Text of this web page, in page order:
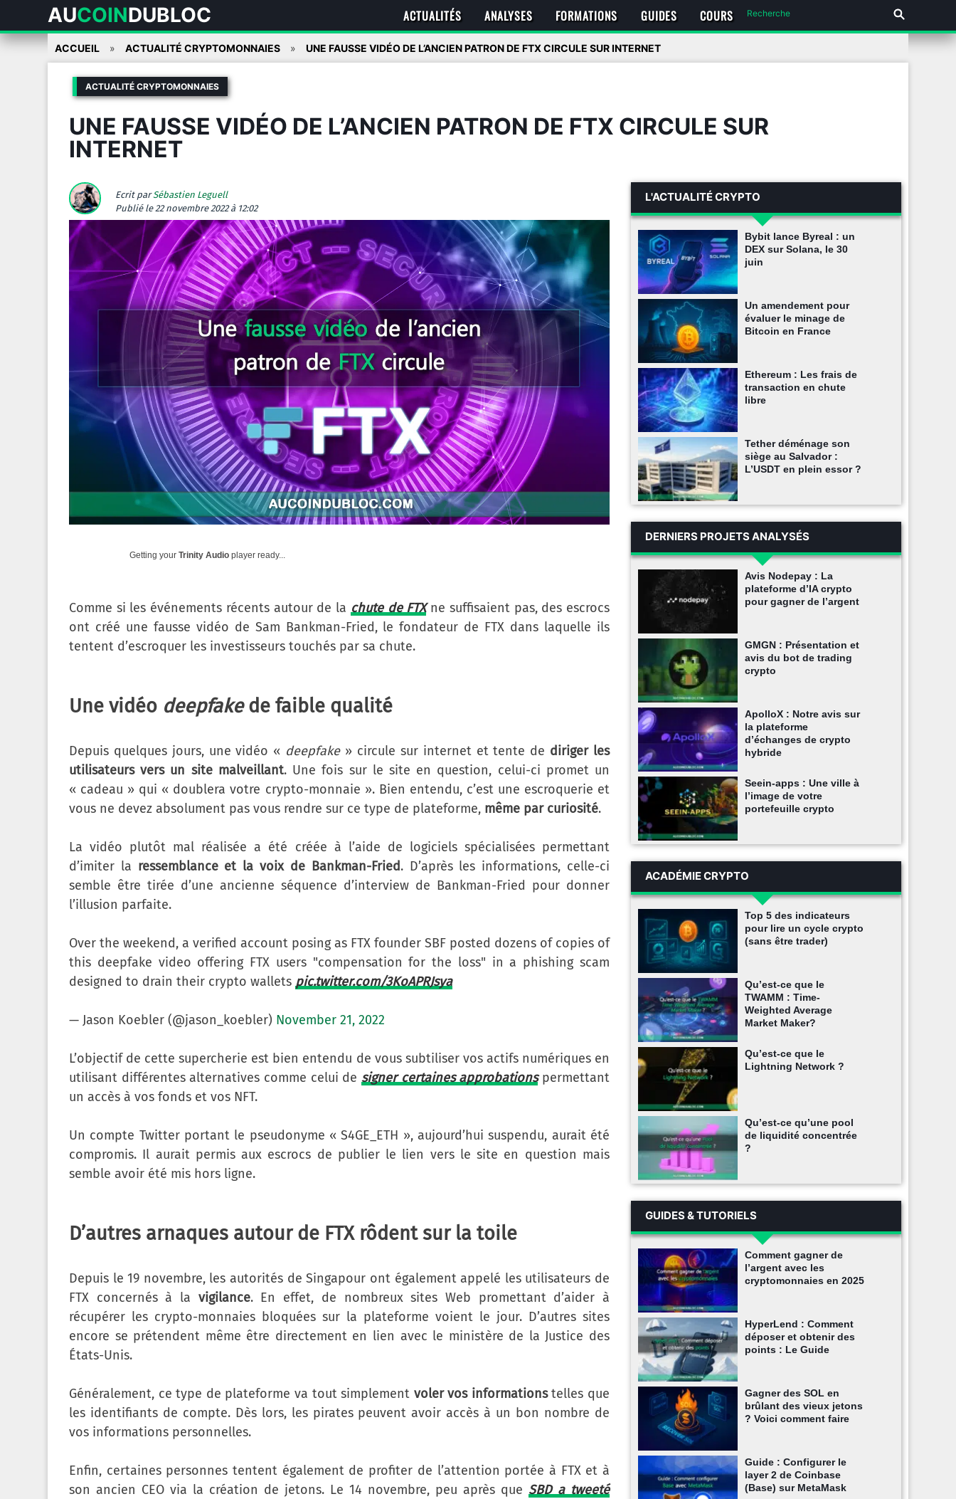
AUCOINDUBLOC ACTUALITÉS ANALYSES FORMATIONS GUIDES COURS
Skip
ACCUEIL ACTUALITÉ CRYPTOMONNAIES UNE FAUSSE VIDÉO DE L’ANCIEN PATRON DE FTX CIRCULE SUR INTERNET
ACTUALITÉ CRYPTOMONNAIES
UNE FAUSSE VIDÉO DE L’ANCIEN PATRON DE FTX CIRCULE SUR
INTERNET
Ecrit parSébastien Leguell
Publié le 22 novembre 2022 à 12:02
Getting your Trinity Audio player ready...
Comme si les événements récents autour de la chute de FTXne suffisaient pas, des escrocs
ont créé une fausse vidéo de Sam Bankman-Fried, le fondateur de FTX dans laquelle ils
tentent d’escroquer les investisseurs touchés par sa chute.
Une vidéo deepfakede faible qualité
Depuis quelques jours, une vidéo « deepfake» circule sur internet et tente de diriger les
utilisateurs vers un site malveillant. Une fois sur le site en question, celui-ci promet un
« cadeau » qui « doublera votre crypto-monnaie ». Bien entendu, c’est une escroquerie et
vous ne devez absolument pas vous rendre sur ce type de plateforme, même par curiosité.
La vidéo plutôt mal réalisée a été créée à l’aide de logiciels spécialisées permettant
d’imiter la ressemblance et la voix de Bankman-Fried. D’après les informations, celle-ci
semble être tirée d’une ancienne séquence d’interview de Bankman-Fried pour donner
l’illusion parfaite.
Over the weekend, a verified account posing as FTX founder SBF posted dozens of copies of
this deepfake video offering FTX users "compensation for the loss" in a phishing scam
designed to drain their crypto wallets pic.twitter.com/3KoAPRJsya
— Jason Koebler (@jason_koebler) November 21, 2022
L’objectif de cette supercherie est bien entendu de vous subtiliser vos actifs numériques en
utilisant différentes alternatives comme celui de signer certaines approbationspermettant
un accès à vos fonds et vos NFT.
Un compte Twitter portant le pseudonyme « S4GE_ETH », aujourd’hui suspendu, aurait été
compromis. Il aurait permis aux escrocs de publier le lien vers le site en question mais
semble avoir été mis hors ligne.
D’autres arnaques autour de FTX rôdent sur la toile
Depuis le 19 novembre, les autorités de Singapour ont également appelé les utilisateurs de
FTX concernés à la vigilance. En effet, de nombreux sites Web promettant d’aider à
récupérer les crypto-monnaies bloquées sur la plateforme voient le jour. D’autres sites
encore se prétendent même être directement en lien avec le ministère de la Justice des
États-Unis.
Généralement, ce type de plateforme va tout simplement voler vos informationstelles que
les identifiants de compte. Dès lors, les pirates peuvent avoir accès à un bon nombre de
vos informations personnelles.
Enfin, certaines personnes tentent également de profiter de l’attention portée à FTX et à
son ancien CEO via la création de jetons. Le 14 novembre, peu après que SBD a tweeté
L'ACTUALITÉ CRYPTO
Bybit lance Byreal : un
DEX sur Solana, le 30
juin
Un amendement pour
évaluer le minage de
Bitcoin en France
Ethereum : Les frais de
transaction en chute
libre
Tether déménage son
siège au Salvador :
L’USDT en plein essor ?
DERNIERS PROJETS ANALYSÉS
Avis Nodepay : La
plateforme d’IA crypto
pour gagner de l’argent
GMGN : Présentation et
avis du bot de trading
crypto
ApolloX : Notre avis sur
la plateforme
d’échanges de crypto
hybride
Seein-apps : Une ville à
l’image de votre
portefeuille crypto
ACADÉMIE CRYPTO
Top 5 des indicateurs
pour lire un cycle crypto
(sans être trader)
Qu’est-ce que le
TWAMM : Time-
Weighted Average
Market Maker?
Qu’est-ce que le
Lightning Network ?
Qu’est-ce qu’une pool
de liquidité concentrée
?
GUIDES & TUTORIELS
Comment gagner de
l’argent avec les
cryptomonnaies en 2025
HyperLend : Comment
déposer et obtenir des
points : Le Guide
Gagner des SOL en
brûlant des vieux jetons
? Voici comment faire
Guide : Configurer le
layer 2 de Coinbase
(Base) sur MetaMask